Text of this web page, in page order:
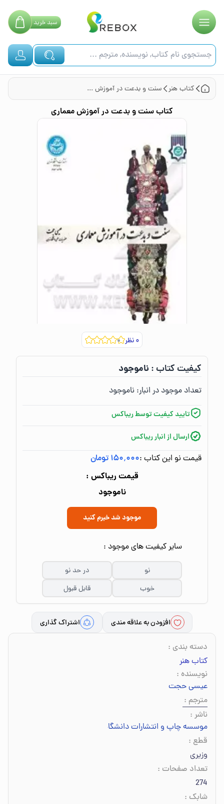
سبدخرید
کتاب هنر سنت و بدعت در آموزش معماری
کتابسنت و بدعت در آموزش معماری
۰نظر
کیفیت کتاب :‌ ناموجود
تعداد موجود در انبار:‌ ناموجود
تایید کیفیت توسط ریباکس
ارسال از انبار ریباکس
قیمت نو این کتاب :۱۵۰٬۰۰۰ تومان
قیمت ریباکس :
ناموجود
موجود شد خبرم کنید
سایر کیفیت های موجود :
نو
در حد نو
خوب
قابل قبول
افزودن به علاقه مندی اشتراک گذاری
دسته بندی :
کتاب هنر
نویسنده :
عیسی حجت
مترجم :
ناشر :
موسسه چاپ و انتشارات دانشگاه تهران
قطع :
وزیری
تعداد صفحات :
274
شابک :